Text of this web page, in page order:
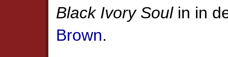
Black Ivory Soulin in
Brown.